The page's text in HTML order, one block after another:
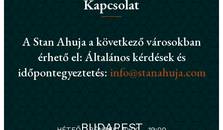
Kapcsolat
A Stan Ahuja a következő városokban
érhető el: Általános kérdések és
időpontegyeztetés: info@stanahuja.com